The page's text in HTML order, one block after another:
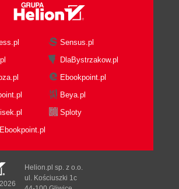
Sensus.pl
DlaBystrzakow.pl
Ebookpoint.pl
Beya.pl
Sploty
Helion.pl sp. z o.o.
ul. Kościuszki 1c